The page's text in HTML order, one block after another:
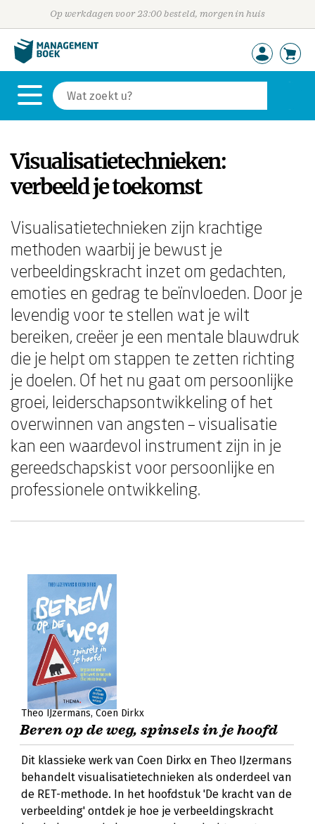
Op werkdagen voor 23:00 besteld, morgen in huis
Visualisatietechnieken:
verbeeld je toekomst
Visualisatietechnieken zijn krachtige
methoden waarbij je bewust je
verbeeldingskracht inzet om gedachten,
emoties en gedrag te beïnvloeden. Door je
levendig voor te stellen wat je wilt
bereiken, creëer je een mentale blauwdruk
die je helpt om stappen te zetten richting
je doelen. Of het nu gaat om persoonlijke
groei, leiderschapsontwikkeling of het
overwinnen van angsten – visualisatie
kan een waardevol instrument zijn in je
gereedschapskist voor persoonlijke en
professionele ontwikkeling.
Theo IJzermans Coen Dirkx
Beren op de weg, spinsels in je hoofd
Dit klassieke werk van Coen Dirkx en Theo IJzermans
behandelt visualisatietechnieken als onderdeel van
de RET-methode. In het hoofdstuk 'De kracht van de
verbeelding' ontdek je hoe je verbeeldingskracht